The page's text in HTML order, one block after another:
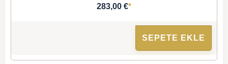
283,00 €*
SEPETE EKLE